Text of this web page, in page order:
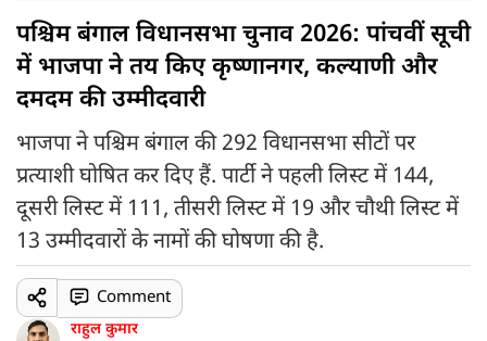
पश्चिम बंगाल विधानसभा चुनाव 2026: पांचवीं सूची
में भाजपा ने तय किए कृष्णानगर, कल्याणी और
दमदम की उम्मीदवारी
भाजपा ने पश्चिम बंगाल की 292 विधानसभा सीटों पर
प्रत्याशी घोषित कर दिए हैं. पार्टी ने पहली लिस्ट में 144,
दूसरी लिस्ट में 111, तीसरी लिस्ट में 19 और चौथी लिस्ट में
13 उम्मीदवारों के नामों की घोषणा की है.
राहुल कुमार
Comment